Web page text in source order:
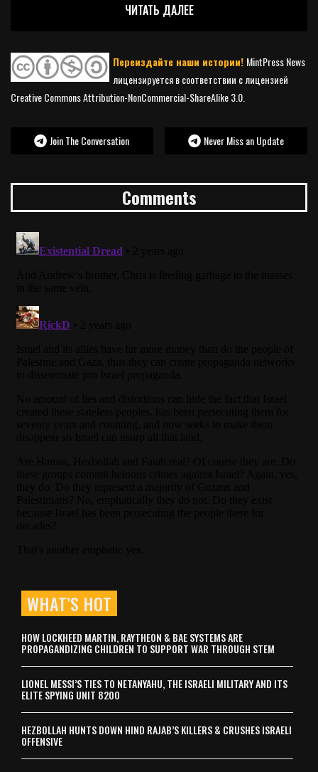
ЧИТАТЬ ДАЛЕЕ
Переиздайте наши истории! MintPress News
лицензируется в соответствии с лицензией
Creative Commons Attribution-NonCommercial-ShareAlike 3.0.
Join The Conversation Never Miss an Update
Comments
WHAT’S HOT
HOW LOCKHEED MARTIN, RAYTHEON & BAE SYSTEMS ARE
PROPAGANDIZING CHILDREN TO SUPPORT WAR THROUGH STEM
LIONEL MESSI’S TIES TO NETANYAHU, THE ISRAELI MILITARY AND ITS
ELITE SPYING UNIT 8200
HEZBOLLAH HUNTS DOWN HIND RAJAB’S KILLERS & CRUSHES ISRAELI
OFFENSIVE